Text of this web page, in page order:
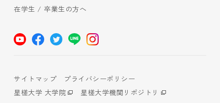
在学生 / 卒業生の方へ
サイトマップ
プライバシーポリシー
星槎大学 大学院
星槎大学機関リポジトリ